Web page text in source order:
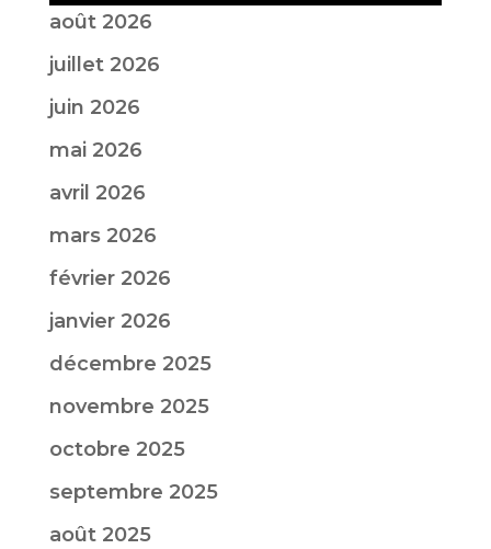
août 2026
juillet 2026
juin 2026
mai 2026
avril 2026
mars 2026
février 2026
janvier 2026
décembre 2025
novembre 2025
octobre 2025
septembre 2025
août 2025